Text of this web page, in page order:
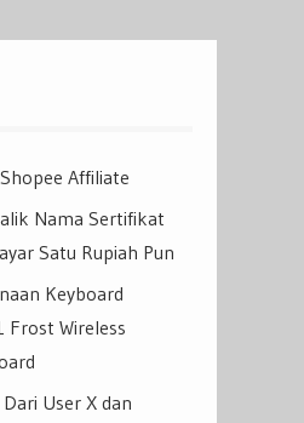
Affiliate
Nama Sertifikat
Satu Rupiah Pun
Keyboard
Frost Wireless
User X dan